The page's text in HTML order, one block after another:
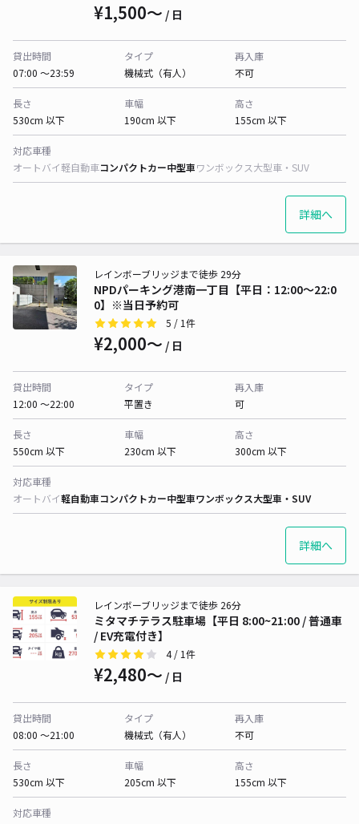
¥1,500〜 / 日
貸出時間
07:00 〜23:59
タイプ
機械式（有人）
再入庫
不可
長さ
530cm 以下
車幅
190cm 以下
高さ
155cm 以下
対応車種
オートバイ軽自動車コンパクトカー中型車ワンボックス大型車・SUV
詳細へ
NPDパーキング港南一丁目【平日：12:00～22:0
0】※当日予約可
レインボーブリッジまで徒歩 29分
5 / 1件
¥2,000〜 / 日
貸出時間
12:00 〜22:00
タイプ
平置き
再入庫
可
長さ
550cm 以下
車幅
230cm 以下
高さ
300cm 以下
対応車種
オートバイ軽自動車コンパクトカー中型車ワンボックス大型車・SUV
詳細へ
ミタマチテラス駐車場【平日 8:00~21:00 / 普通車
/ EV充電付き】
レインボーブリッジまで徒歩 26分
4/ 1件
¥2,480〜 / 日
貸出時間
08:00 〜21:00
タイプ
機械式（有人）
再入庫
不可
長さ
530cm 以下
車幅
205cm 以下
高さ
155cm 以下
対応車種